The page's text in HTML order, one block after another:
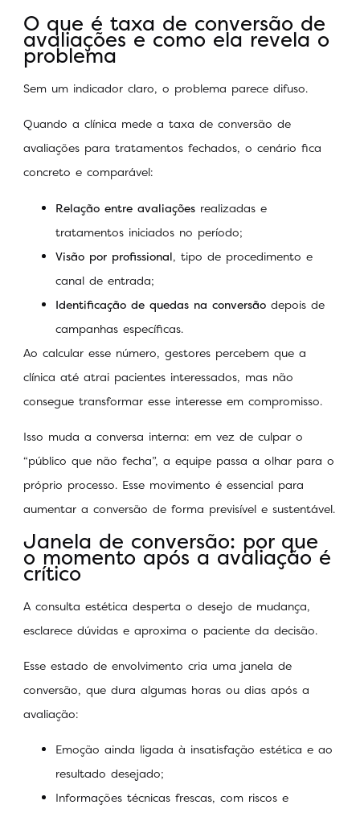
O que é taxa de conversão de
avaliações e como ela revela o
problema
Sem um indicador claro, o problema parece difuso.
Quando a clínica mede a taxa de conversão de
avaliações para tratamentos fechados, o cenário fica
concreto e comparável:
Relação entre avaliações realizadas e
tratamentos iniciados no período;
Visão por profissional, tipo de procedimento e
canal de entrada;
Identificação de quedas na conversão depois de
campanhas específicas.
Ao calcular esse número, gestores percebem que a
clínica até atrai pacientes interessados, mas não
consegue transformar esse interesse em compromisso.
Isso muda a conversa interna: em vez de culpar o
“público que não fecha”, a equipe passa a olhar para o
próprio processo. Esse movimento é essencial para
aumentar a conversão de forma previsível e sustentável.
Janela de conversão: por que
o momento após a avaliação é
crítico
A consulta estética desperta o desejo de mudança,
esclarece dúvidas e aproxima o paciente da decisão.
Esse estado de envolvimento cria uma janela de
conversão, que dura algumas horas ou dias após a
avaliação:
Emoção ainda ligada à insatisfação estética e ao
resultado desejado;
Informações técnicas frescas, com riscos e